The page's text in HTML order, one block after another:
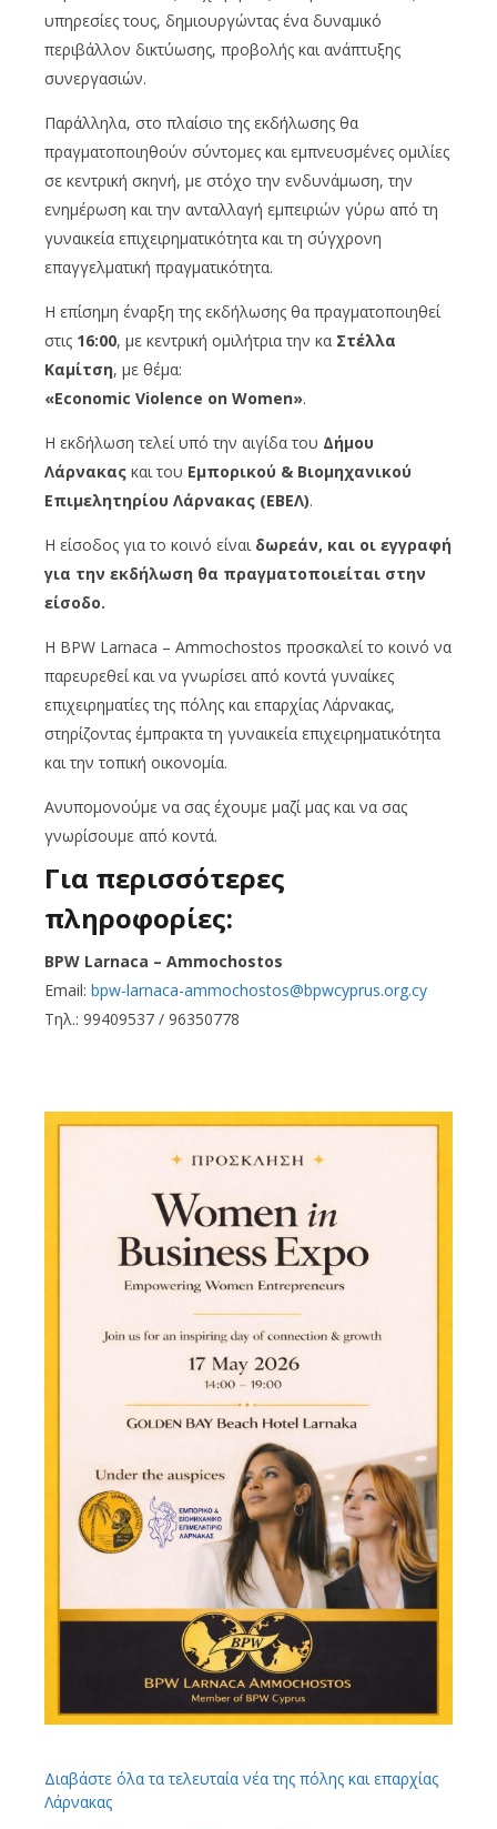
υπηρεσίες τους, δημιουργώντας ένα δυναμικό
περιβάλλον δικτύωσης, προβολής και ανάπτυξης
συνεργασιών.
Παράλληλα, στο πλαίσιο της εκδήλωσης θα
πραγματοποιηθούν σύντομες και εμπνευσμένες ομιλίες
σε κεντρική σκηνή, με στόχο την ενδυνάμωση, την
ενημέρωση και την ανταλλαγή εμπειριών γύρω από τη
γυναικεία επιχειρηματικότητα και τη σύγχρονη
επαγγελματική πραγματικότητα.
Η επίσημη έναρξη της εκδήλωσης θα πραγματοποιηθεί
στις 16:00, με κεντρική ομιλήτρια την κα Στέλλα
Καμίτση, με θέμα:
«Economic Violence on Women».
Η εκδήλωση τελεί υπό την αιγίδα του Δήμου
Λάρνακας και του Εμπορικού & Βιομηχανικού
Επιμελητηρίου Λάρνακας (ΕΒΕΛ).
Η είσοδος για το κοινό είναι δωρεάν, και οι εγγραφή
για την εκδήλωση θα πραγματοποιείται στην
είσοδο.
Η BPW Larnaca – Ammochostos προσκαλεί το κοινό να
παρευρεθεί και να γνωρίσει από κοντά γυναίκες
επιχειρηματίες της πόλης και επαρχίας Λάρνακας,
στηρίζοντας έμπρακτα τη γυναικεία επιχειρηματικότητα
και την τοπική οικονομία.
Ανυπομονούμε να σας έχουμε μαζί μας και να σας
γνωρίσουμε από κοντά.
Για περισσότερες
πληροφορίες:
BPW Larnaca – Ammochostos
Email: bpw-larnaca-ammochostos@bpwcyprus.org.cy
Τηλ.: 99409537 / 96350778
Διαβάστε όλα τα τελευταία νέα της πόλης και επαρχίας
Λάρνακας